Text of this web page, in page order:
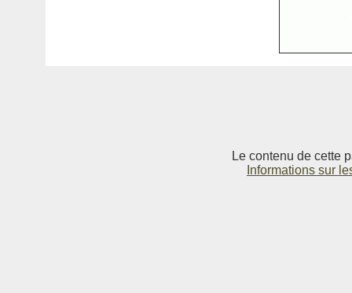
Le contenu de cette
Informations sur